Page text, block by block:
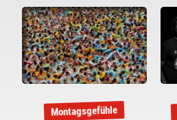
Montagsgefühle